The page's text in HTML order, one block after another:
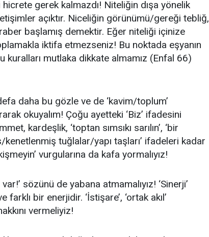
hicrete gerek kalmazdı! Niteliğin dışa yönelik
açıktır. Niceliğin görünümü/gereği tebliğ,
başlamış demektir. Eğer niteliği içinize
iktifa etmezseniz! Bu noktada eşyanın
kuralları mutlaka dikkate almamız (Enfal 66)
daha bu gözle ve de ‘kavim/toplum’
okuyalım! Çoğu ayetteki ‘Biz’ ifadesini
kardeşlik, ‘toptan sımsıkı sarılın’, ‘bir
kenetlenmiş tuğlalar/yapı taşları’ ifadeleri kadar
vurgularına da kafa yormalıyız!
sözünü de yabana atmamalıyız! ‘Sinerji’
bir enerjidir. ‘İstişare’, ‘ortak akıl’
vermeliyiz!